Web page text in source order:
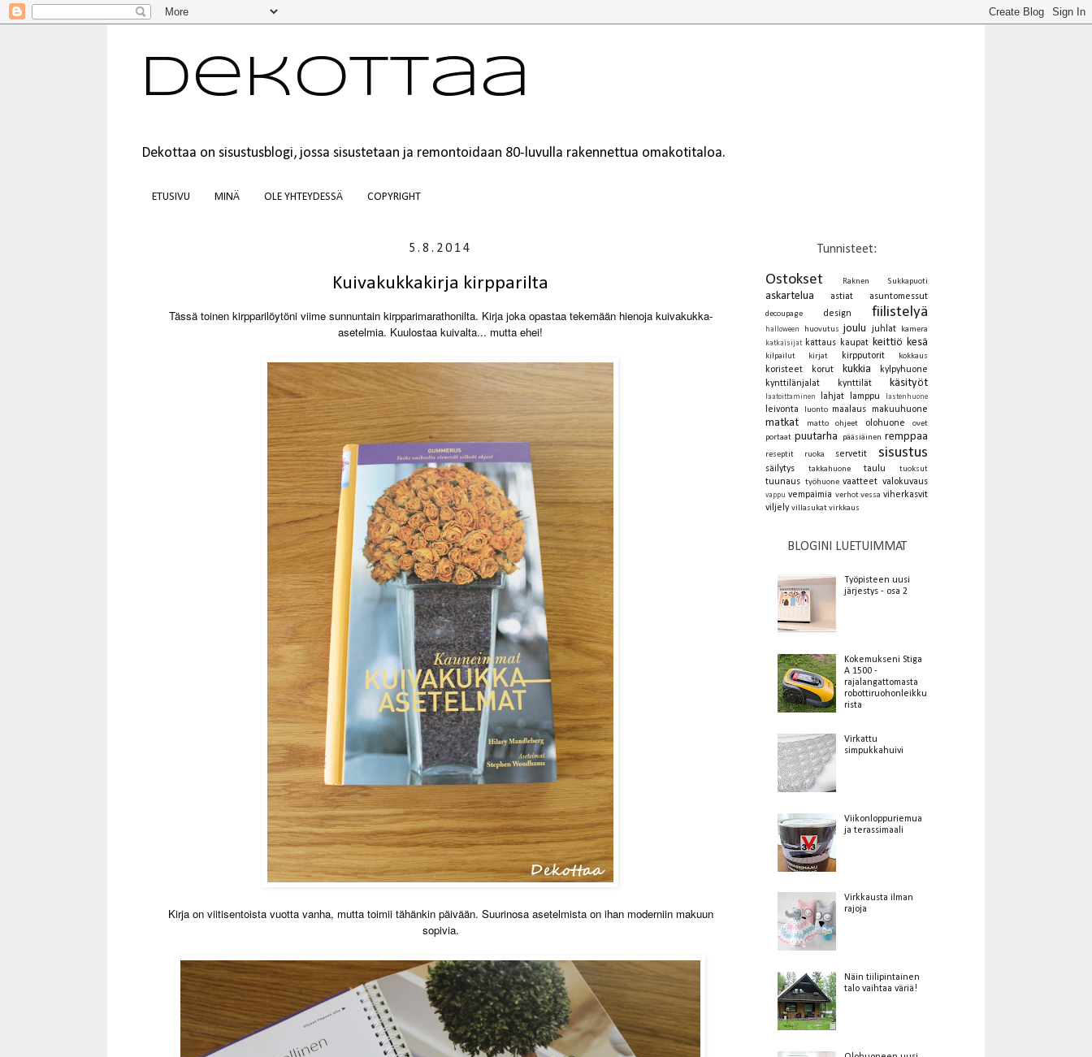
Dekottaa
Dekottaa on sisustusblogi, jossa sisustetaan ja remontoidaan 80-luvulla rakennettua omakotitaloa.
ETUSIVU MINÄ OLE YHTEYDESSÄ COPYRIGHT
5.8.2014
Kuivakukkakirja kirpparilta
Tässä toinen kirpparilöytöni viime sunnuntain kirpparimarathonilta. Kirja joka opastaa tekemään hienoja kuivakukka-
asetelmia. Kuulostaa kuivalta... mutta ehei!
Kirja on viitisentoista vuotta vanha, mutta toimii tähänkin päivään. Suurinosa asetelmista on ihan moderniin makuun
sopivia.
Tunnisteet:
Ostokset Raknen Sukkapuoti
askartelua astiat asuntomessut
decoupage design fiilistelyä
halloween huovutus joulu juhlat kamera
katkaisijat kattaus kaupat keittiö kesä
kilpailut kirjat kirpputorit kokkaus
koristeet korut kukkia
kylpyhuone
kynttilänjalat
kynttilät käsityöt
laatoittaminen lahjat lamppu lastenhuone
leivonta luonto maalaus makuuhuone
matkat matto ohjeet olohuone
ovet
portaat puutarha pääsiäinen remppaa
reseptit ruoka servetit sisustus
säilytys takkahuone taulu tuoksut
tuunaus työhuone vaatteet valokuvaus
vappu vempaimia verhot vessa viherkasvit
viljely villasukatvirkkaus
BLOGINI LUETUIMMAT
Työpisteen uusi
järjestys - osa 2
Kokemukseni Stiga
A 1500 -
rajalangattomasta
robottiruohonleikku
rista
Virkattu
simpukkahuivi
Viikonloppuriemua
ja terassimaali
Virkkausta ilman
rajoja
Näin tiilipintainen
talo vaihtaa väriä!